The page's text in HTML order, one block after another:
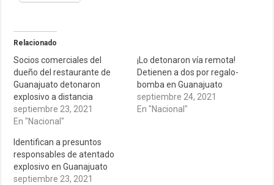
Relacionado
Socios comerciales del
dueño del restaurante de
Guanajuato detonaron
explosivo a distancia
septiembre 23, 2021
En "Nacional"
¡Lo detonaron vía remota!
Detienen a dos por regalo-
bomba en Guanajuato
septiembre 24, 2021
En "Nacional"
Identifican a presuntos
responsables de atentado
explosivo en Guanajuato
septiembre 23, 2021